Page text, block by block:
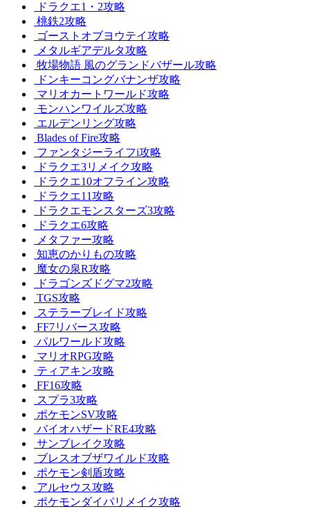
ドラクエ1・2攻略
桃鉄2攻略
ゴーストオブヨウテイ攻略
メタルギアデルタ攻略
牧場物語 風のグランドバザール攻略
ドンキーコングバナンザ攻略
マリオカートワールド攻略
モンハンワイルズ攻略
エルデンリング攻略
Blades of Fire攻略
ファンタジーライフi攻略
ドラクエ3リメイク攻略
ドラクエ10オフライン攻略
ドラクエ11攻略
ドラクエモンスターズ3攻略
ドラクエ6攻略
メタファー攻略
知恵のかりもの攻略
魔女の泉R攻略
ドラゴンズドグマ2攻略
TGS攻略
ステラーブレイド攻略
FF7リバース攻略
パルワールド攻略
マリオRPG攻略
ティアキン攻略
FF16攻略
スプラ3攻略
ポケモンSV攻略
バイオハザードRE4攻略
サンブレイク攻略
ブレスオブザワイルド攻略
ポケモン剣盾攻略
アルセウス攻略
ポケモンダイパリメイク攻略